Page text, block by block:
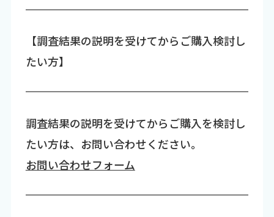
【調査結果の説明を受けてからご購入検討し
たい方】
調査結果の説明を受けてからご購入を検討し
たい方は、お問い合わせください。
お問い合わせフォーム